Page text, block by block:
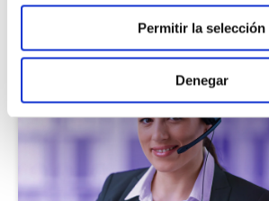
Permitir la selección
Denegar